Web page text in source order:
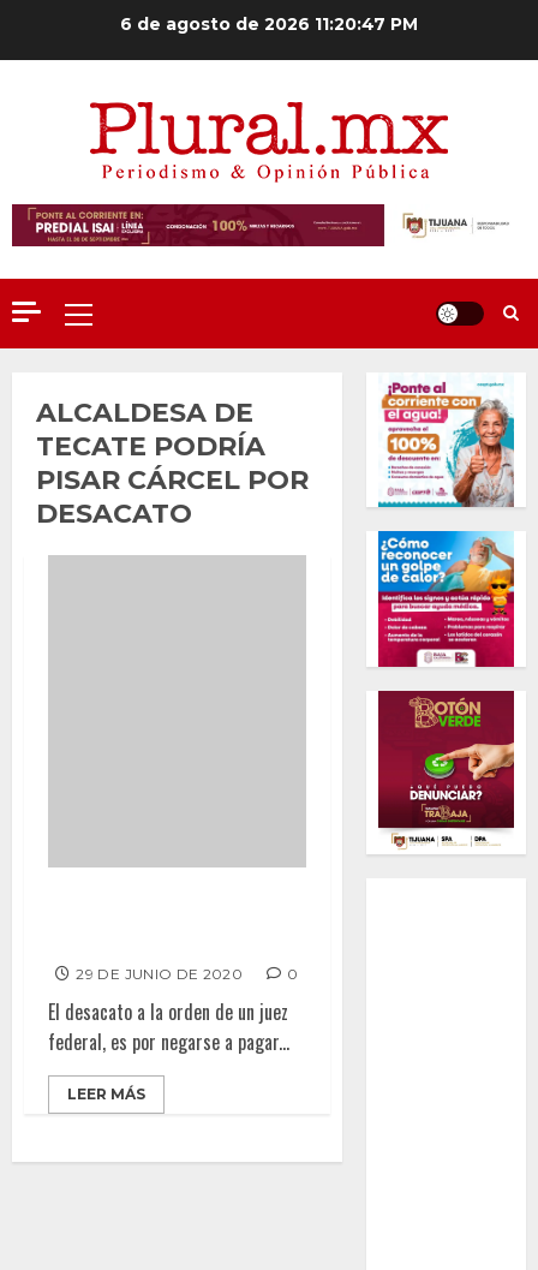
6 de agosto de 2026 11:20:47 PM
Menú
principal
ALCALDESA DE
TECATE PODRÍA
PISAR CÁRCEL POR
DESACATO
29 DE JUNIO DE 2020 0
El desacato a la orden de un juez
federal, es por negarse a pagar...
LEER MÁS